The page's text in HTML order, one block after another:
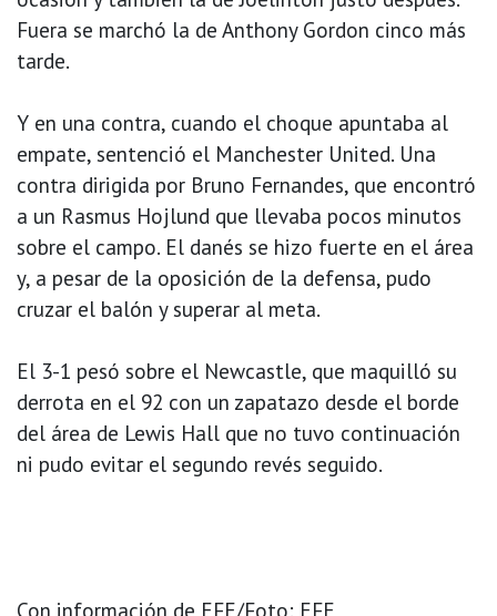
Fuera se marchó la de Anthony Gordon cinco más
tarde.
Y en una contra, cuando el choque apuntaba al
empate, sentenció el Manchester United. Una
contra dirigida por Bruno Fernandes, que encontró
a un Rasmus Hojlund que llevaba pocos minutos
sobre el campo. El danés se hizo fuerte en el área
y, a pesar de la oposición de la defensa, pudo
cruzar el balón y superar al meta.
El 3-1 pesó sobre el Newcastle, que maquilló su
derrota en el 92 con un zapatazo desde el borde
del área de Lewis Hall que no tuvo continuación
ni pudo evitar el segundo revés seguido.
Con información de EFE/Foto: EFE